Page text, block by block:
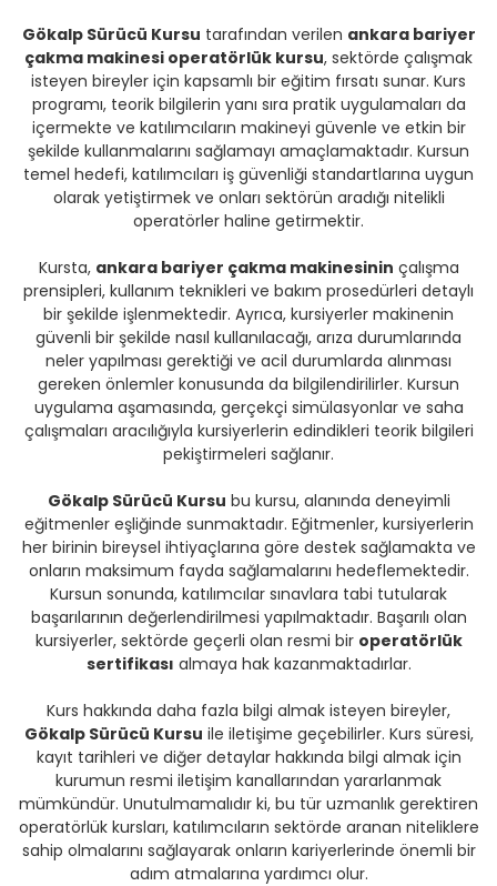
Gökalp Sürücü Kursu tarafından verilen ankara bariyer
çakma makinesi operatörlük kursu, sektörde çalışmak
isteyen bireyler için kapsamlı bir eğitim fırsatı sunar. Kurs
programı, teorik bilgilerin yanı sıra pratik uygulamaları da
içermekte ve katılımcıların makineyi güvenle ve etkin bir
şekilde kullanmalarını sağlamayı amaçlamaktadır. Kursun
temel hedefi, katılımcıları iş güvenliği standartlarına uygun
olarak yetiştirmek ve onları sektörün aradığı nitelikli
operatörler haline getirmektir.
Kursta, ankara bariyer çakma makinesinin çalışma
prensipleri, kullanım teknikleri ve bakım prosedürleri detaylı
bir şekilde işlenmektedir. Ayrıca, kursiyerler makinenin
güvenli bir şekilde nasıl kullanılacağı, arıza durumlarında
neler yapılması gerektiği ve acil durumlarda alınması
gereken önlemler konusunda da bilgilendirilirler. Kursun
uygulama aşamasında, gerçekçi simülasyonlar ve saha
çalışmaları aracılığıyla kursiyerlerin edindikleri teorik bilgileri
pekiştirmeleri sağlanır.
Gökalp Sürücü Kursu bu kursu, alanında deneyimli
eğitmenler eşliğinde sunmaktadır. Eğitmenler, kursiyerlerin
her birinin bireysel ihtiyaçlarına göre destek sağlamakta ve
onların maksimum fayda sağlamalarını hedeflemektedir.
Kursun sonunda, katılımcılar sınavlara tabi tutularak
başarılarının değerlendirilmesi yapılmaktadır. Başarılı olan
kursiyerler, sektörde geçerli olan resmi bir operatörlük
sertifikası almaya hak kazanmaktadırlar.
Kurs hakkında daha fazla bilgi almak isteyen bireyler,
Gökalp Sürücü Kursu ile iletişime geçebilirler. Kurs süresi,
kayıt tarihleri ve diğer detaylar hakkında bilgi almak için
kurumun resmi iletişim kanallarından yararlanmak
mümkündür. Unutulmamalıdır ki, bu tür uzmanlık gerektiren
operatörlük kursları, katılımcıların sektörde aranan niteliklere
sahip olmalarını sağlayarak onların kariyerlerinde önemli bir
adım atmalarına yardımcı olur.